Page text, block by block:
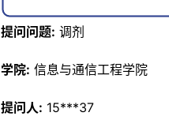
提问问题: 调剂
学院: 信息与通信工程学院
提问人: 15***37